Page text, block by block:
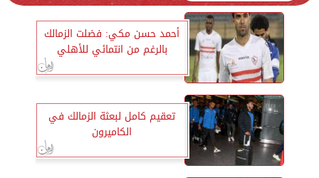
أحمد حسن مكي: فضلت الزمالك
بالرغم من انتمائي للأهلي
تعقيم كامل لبعثة الزمالك في
الكاميرون